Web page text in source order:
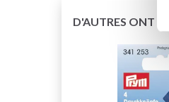
D'AUTRES ONT